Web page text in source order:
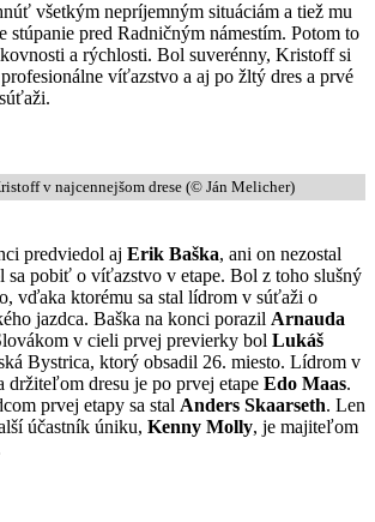
všetkým nepríjemným situáciám a tiež mu
stúpanie pred Radničným námestím. Potom to
a rýchlosti. Bol suverénny, Kristoff si
víťazstvo a aj po žltý dres a prvé
v najcennejšom drese (© Ján Melicher)
predviedol aj Erik Baška, ani on nezostal
sa pobiť o víťazstvo v etape. Bol z toho slušný
vďaka ktorému sa stal lídrom v súťaži o
jazdca. Baška na konci porazil Arnauda
v cieli prvej previerky bol Lukáš
Bystrica, ktorý obsadil 26. miesto. Lídrom v
držiteľom dresu je po prvej etape Edo Maas.
prvej etapy sa stal Anders Skaarseth. Len
účastník úniku, Kenny Molly, je majiteľom